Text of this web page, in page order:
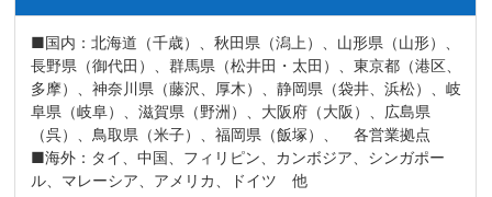
■国内：北海道（千歳）、秋田県（潟上）、山形県（山形）、
⾧野県（御代田）、群馬県（松井田・太田）、東京都（港区、
多摩）、神奈川県（藤沢、厚木）、静岡県（袋井、浜松）、岐
阜県（岐阜）、滋賀県（野洲）、大阪府（大阪）、広島県
（呉）、鳥取県（米子）、福岡県（飯塚）、 各営業拠点
■海外：タイ、中国、フィリピン、カンボジア、シンガポー
ル、マレーシア、アメリカ、ドイツ 他